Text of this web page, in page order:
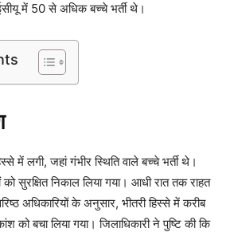
में 50 से अधिक बच्चे भर्ती थे।
में लगी, जहां गंभीर स्थिति वाले बच्चे भर्ती थे।
सुरक्षित निकाल लिया गया। आधी रात तक राहत
अधिकारियों के अनुसार, भीतरी हिस्से में करीब
बचा लिया गया। जिलाधिकारी ने पुष्टि की कि